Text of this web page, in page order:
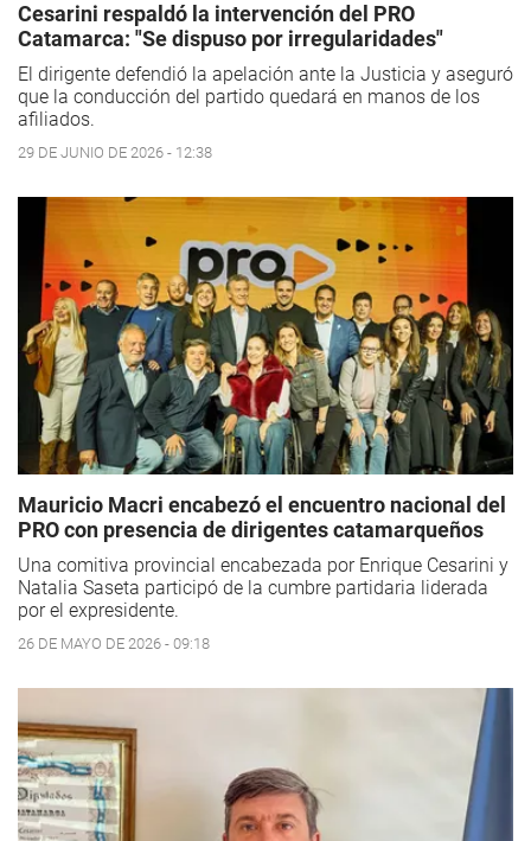
Cesarini respaldó la intervención del PRO
Catamarca: "Se dispuso por irregularidades"
El dirigente defendió la apelación ante la Justicia y aseguró
que la conducción del partido quedará en manos de los
afiliados.
29 DE JUNIO DE 2026 - 12:38
Mauricio Macri encabezó el encuentro nacional del
PRO con presencia de dirigentes catamarqueños
Una comitiva provincial encabezada por Enrique Cesarini y
Natalia Saseta participó de la cumbre partidaria liderada
por el expresidente.
26 DE MAYO DE 2026 - 09:18